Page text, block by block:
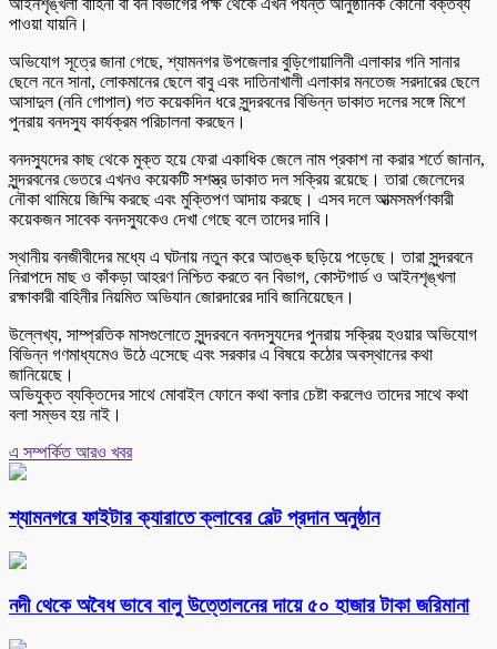
আইনশৃঙ্খলা বাহিনী বা বন বিভাগের পক্ষ থেকে এখন পর্যন্ত আনুষ্ঠানিক কোনো বক্তব্য
পাওয়া যায়নি।
অভিযোগ সূত্রে জানা গেছে, শ্যামনগর উপজেলার বুড়িগোয়ালিনী এলাকার গনি সানার
ছেলে ননে সানা, লোকমানের ছেলে বাবু এবং দাতিনাখালী এলাকার মনতেজ সরদারের ছেলে
আসাদুল (ননি গোপাল) গত কয়েকদিন ধরে সুন্দরবনের বিভিন্ন ডাকাত দলের সঙ্গে মিশে
পুনরায় বনদস্যু কার্যক্রম পরিচালনা করছেন।
বনদস্যুদের কাছ থেকে মুক্ত হয়ে ফেরা একাধিক জেলে নাম প্রকাশ না করার শর্তে জানান,
সুন্দরবনের ভেতরে এখনও কয়েকটি সশস্ত্র ডাকাত দল সক্রিয় রয়েছে। তারা জেলেদের
নৌকা থামিয়ে জিম্মি করছে এবং মুক্তিপণ আদায় করছে। এসব দলে আত্মসমর্পণকারী
কয়েকজন সাবেক বনদস্যুকেও দেখা গেছে বলে তাদের দাবি।
স্থানীয় বনজীবীদের মধ্যে এ ঘটনায় নতুন করে আতঙ্ক ছড়িয়ে পড়েছে। তারা সুন্দরবনে
নিরাপদে মাছ ও কাঁকড়া আহরণ নিশ্চিত করতে বন বিভাগ, কোস্টগার্ড ও আইনশৃঙ্খলা
রক্ষাকারী বাহিনীর নিয়মিত অভিযান জোরদারের দাবি জানিয়েছেন।
উল্লেখ্য, সাম্প্রতিক মাসগুলোতে সুন্দরবনে বনদস্যুদের পুনরায় সক্রিয় হওয়ার অভিযোগ
বিভিন্ন গণমাধ্যমেও উঠে এসেছে এবং সরকার এ বিষয়ে কঠোর অবস্থানের কথা
জানিয়েছে।
অভিযুক্ত ব্যক্তিদের সাথে মোবাইল ফোনে কথা বলার চেষ্টা করলেও তাদের সাথে কথা
বলা সম্ভব হয় নাই।
এ সম্পর্কিত আরও খবর
শ্যামনগরে ফাইটার ক্যারাতে ক্লাবের বেল্ট প্রদান অনুষ্ঠান
নদী থেকে অবৈধ ভাবে বালু উত্তোলনের দায়ে ৫০ হাজার টাকা জরিমানা